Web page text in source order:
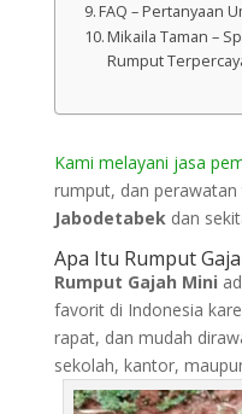
FAQ – Pertanyaan
Mikaila Taman –
Rumput
Kami melayani jasa
rumput, dan
Jabodetabekdan
Apa Itu Rumput
Rumput Gajah Mini
favorit di Indonesia
rapat, dan mudah
sekolah, kantor,